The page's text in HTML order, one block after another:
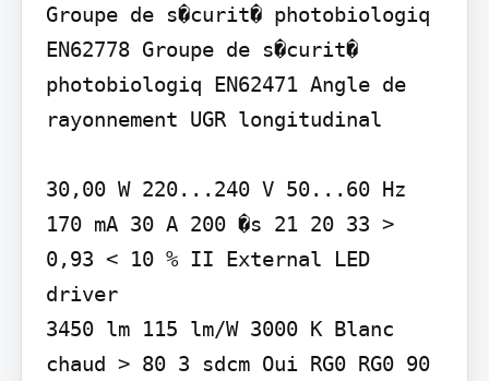
Groupe de s�curit� photobiologiq
EN62778 Groupe de s�curit�
photobiologiq EN62471 Angle de
rayonnement UGR longitudinal
30,00 W 220...240 V 50...60 Hz
170 mA 30 A 200 �s 21 20 33 >
0,93 < 10 % II External LED
driver
3450 lm 115 lm/W 3000 K Blanc
chaud > 80 3 sdcm Oui RG0 RG0 90